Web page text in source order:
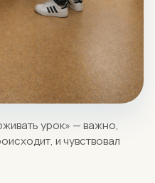
урок» — важно,
и чувствовал